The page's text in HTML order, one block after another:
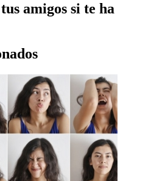
amigos si te ha